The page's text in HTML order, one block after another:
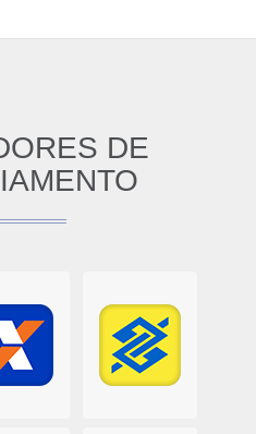
DE